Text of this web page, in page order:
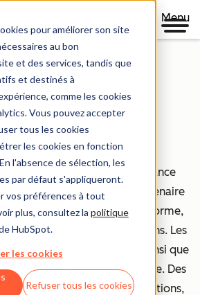
pour améliorer son site
au bon
et des services, tandis que
et destinés à
comme les cookies
Vous pouvez accepter
tous les cookies
les cookies en fonction
l'absence de sélection, les
par défaut s'appliqueront.
vos préférences à tout
plus, consultez la politique
HubSpot.
les cookies
Refuser tous les cookies
Menu
légal
PARTENAIRES
solides reposent sur une confiance
claires. En tant que partenaire
pouvez avoir accès à la plateforme,
et aux clients communs. Les
juridiques vous protègent ainsi que
d'une croissance commune. Des
aux développeurs d'applications,